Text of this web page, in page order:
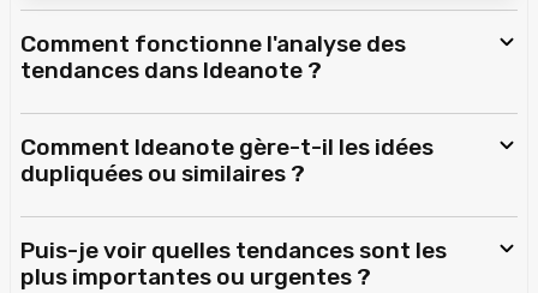
Comment fonctionne l'analyse des
tendances dans Ideanote ?
Comment Ideanote gère-t-il les idées
dupliquées ou similaires ?
Puis-je voir quelles tendances sont les
plus importantes ou urgentes ?